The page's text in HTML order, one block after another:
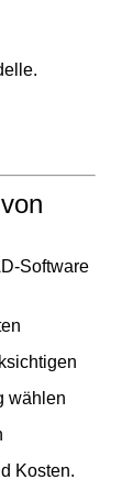
Software
wählen
Kosten.